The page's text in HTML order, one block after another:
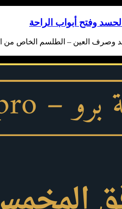
وفتح أبواب الراحة
وصرف العين – الطلسم الخاص